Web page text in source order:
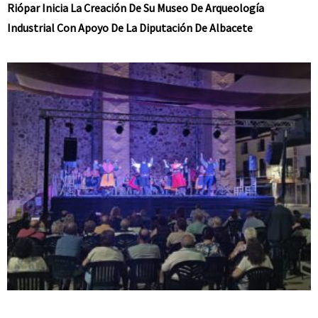
Riópar Inicia La Creación De Su Museo De Arqueología
Industrial Con Apoyo De La Diputación De Albacete